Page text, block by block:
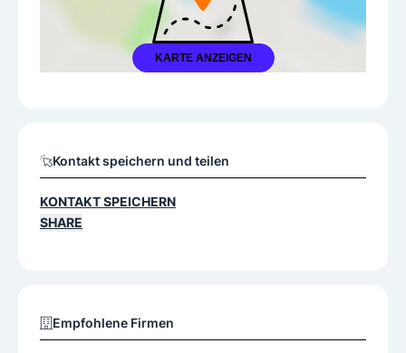
KARTE ANZEIGEN
Kontakt speichern und teilen
KONTAKT SPEICHERN
SHARE
Empfohlene Firmen